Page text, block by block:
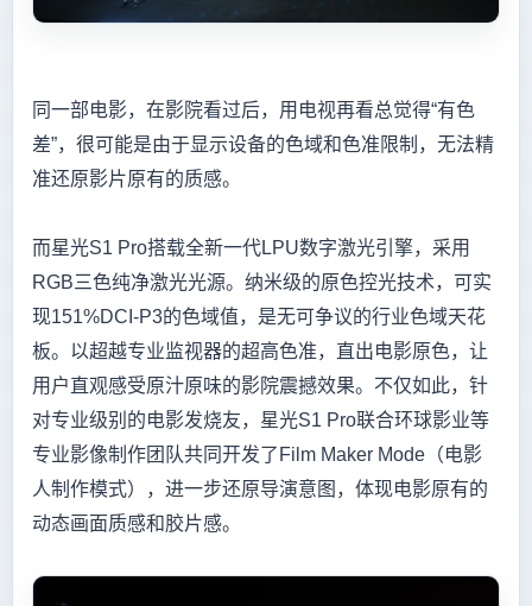
同一部电影，在影院看过后，用电视再看总觉得“有色
差”，很可能是由于显示设备的色域和色准限制，无法精
准还原影片原有的质感。
而星光S1 Pro搭载全新一代LPU数字激光引擎，采用
RGB三色纯净激光光源。纳米级的原色控光技术，可实
现151%DCI-P3的色域值，是无可争议的行业色域天花
板。以超越专业监视器的超高色准，直出电影原色，让
用户直观感受原汁原味的影院震撼效果。不仅如此，针
对专业级别的电影发烧友，星光S1 Pro联合环球影业等
专业影像制作团队共同开发了Film Maker Mode（电影
人制作模式），进一步还原导演意图，体现电影原有的
动态画面质感和胶片感。